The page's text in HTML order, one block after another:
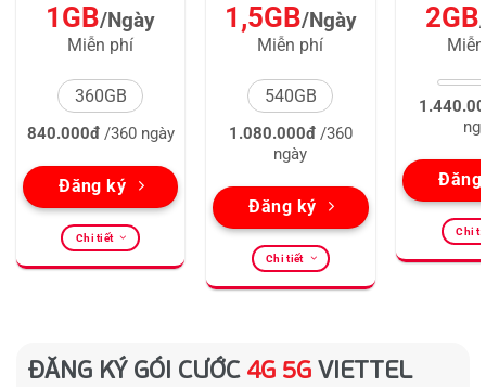
1GB/Ngày
Miễn phí
360GB
840.000đ/360 ngày
Đăng ký
Chi tiết
1,5GB/Ngày
Miễn phí
540GB
1.080.000đ/360
ngày
Đăng ký
Chi tiết
2GB
Đăng
Chi
ĐĂNG KÝ GÓI CƯỚC 4G 5G VIETTEL